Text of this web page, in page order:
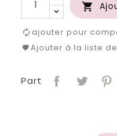

ajouter pour
Ajouter à la liste
Part